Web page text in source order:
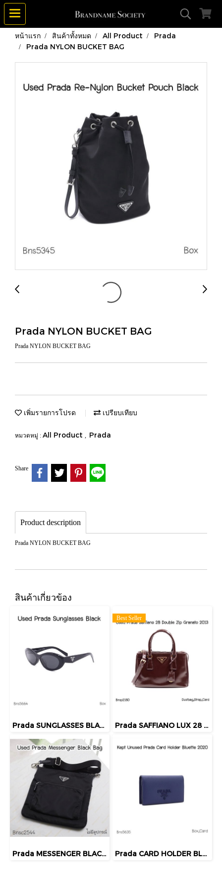
หน้าแรก สินค้าทั้งหมด All Product
Prada
Prada NYLON BUCKET BAG
Prada NYLON BUCKET BAG
Prada NYLON BUCKET BAG
เพิ่มรายการโปรด เปรียบเทียบ
หมวดหมู่ : All Product , Prada
Share
Product description
Prada NYLON BUCKET BAG
สินค้าเกี่ยวข้อง
Prada SUNGLASSES BLACK
Best Seller
Prada SAFFIANO LUX 28 DOUBLE ZIP GRANATO 2013
Prada MESSENGER BLACK BAG Prada CARD HOLDER BLUE 2020